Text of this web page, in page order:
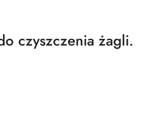
czyszczenia żagli.